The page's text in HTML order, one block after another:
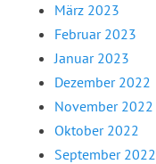
März 2023
Februar 2023
Januar 2023
Dezember 2022
November 2022
Oktober 2022
September 2022